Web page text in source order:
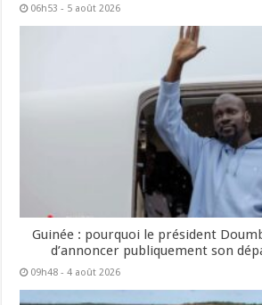
06h53 - 5 août 2026
Guinée : pourquoi le président
d’annoncer publiquement son
09h48 - 4 août 2026